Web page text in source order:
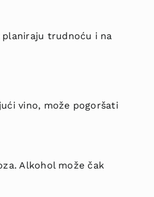
planiraju trudnoću i na
vino, može pogoršati
Alkohol može čak